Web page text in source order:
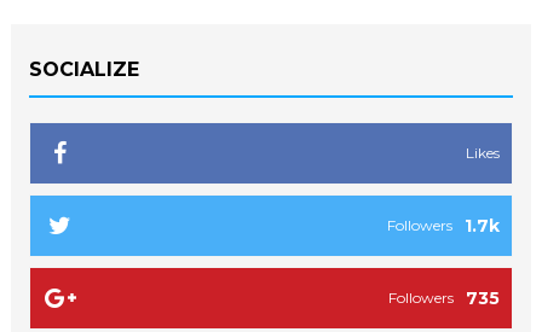
SOCIALIZE
Likes
1.7k
Followers
735
Followers